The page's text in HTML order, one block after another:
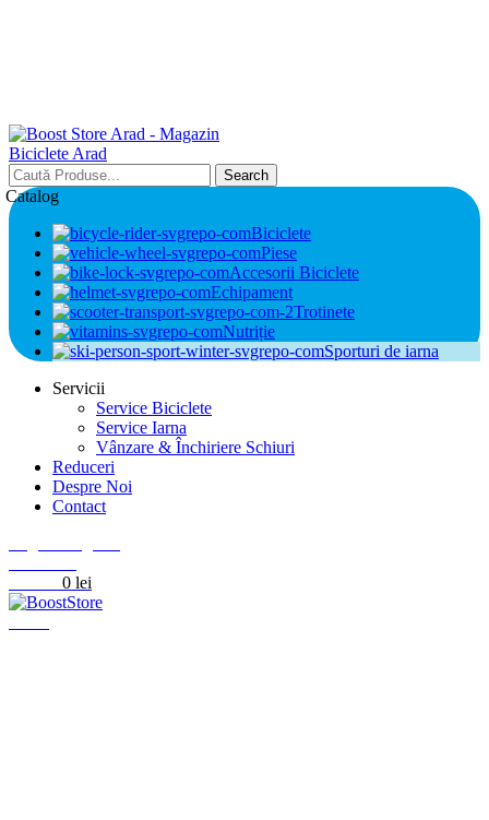
Search
Catalog
Biciclete
Piese
Accesorii Biciclete
Echipament
Trotinete
Nutriție
Sporturi de iarna
Servicii
Service Biciclete
Service Iarna
Vânzare & Închiriere Schiuri
Reduceri
Despre Noi
Contact
0 lei